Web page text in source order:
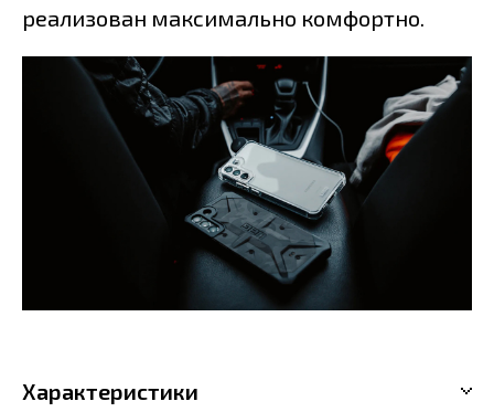
реализован максимально комфортно.
Характеристики